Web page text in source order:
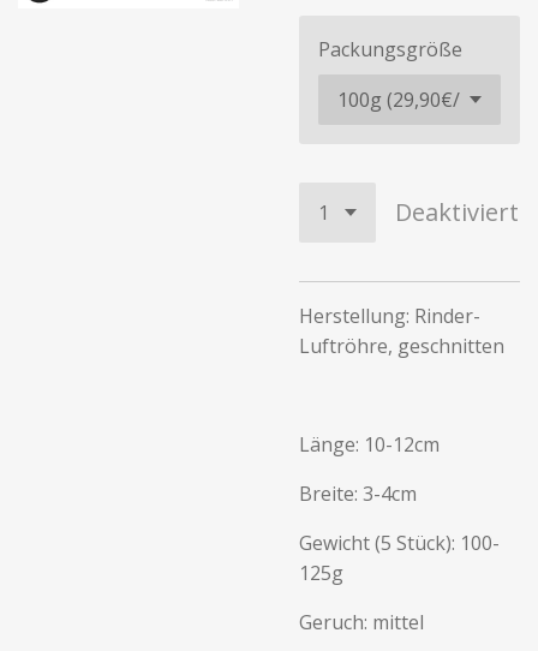
Packungsgröße
Deaktiviert
Herstellung: Rinder-
Luftröhre, geschnitten
Länge: 10-12cm
Breite: 3-4cm
Gewicht (5 Stück): 100-
125g
Geruch: mittel